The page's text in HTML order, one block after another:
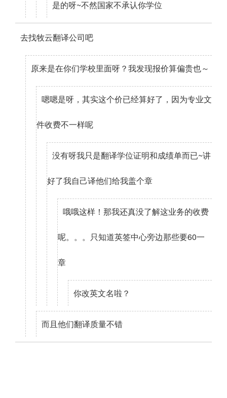
是的呀~不然国家不承认你学位
去找牧云翻译公司吧
原来是在你们学校里面呀？我发现报价算偏贵也～
嗯嗯是呀，其实这个价已经算好了，因为专业文
件收费不一样呢
没有呀我只是翻译学位证明和成绩单而已~讲
好了我自己译他们给我盖个章
哦哦这样！那我还真没了解这业务的收费
呢。。。只知道英签中心旁边那些要60一
章
你改英文名啦？
而且他们翻译质量不错